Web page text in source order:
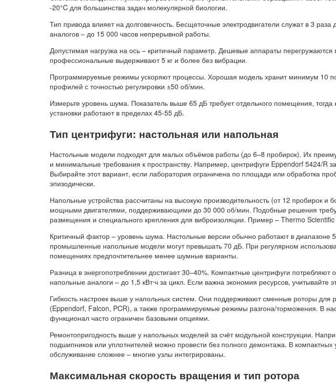
-20°C для большинства задач молекулярной биологии.
Тип привода влияет на долговечность. Бесщеточные электродвигатели служат в 3 раза
аналогов – до 15 000 часов непрерывной работы.
Допустимая нагрузка на ось – критичный параметр. Дешевые аппараты перегружаются
профессиональные выдерживают 5 кг и более без вибрации.
Программируемые режимы ускоряют процессы. Хорошая модель хранит минимум 10
профилей с точностью регулировки ±50 об/мин.
Измерьте уровень шума. Показатель выше 65 дБ требует отдельного помещения, тогда
установки работают в пределах 45-55 дБ.
Тип центрифуги: настольная или напольная
Настольные модели подходят для малых объёмов работы (до 6–8 пробирок). Их
и минимальные требования к пространству. Например, центрифуги Eppendorf 5424/R
Выбирайте этот вариант, если лаборатория ограничена по площади или обработка
эпизодически.
Напольные устройства рассчитаны на высокую производительность (от 12 пробирок
мощными двигателями, поддерживающими до 30 000 об/мин. Подобные решения
размещения и специального крепления для виброизоляции. Пример – Thermo Scientific
Критичный фактор – уровень шума. Настольные версии обычно работают в диапазоне
промышленные напольные модели могут превышать 70 дБ. При регулярном
помещениях предпочтительнее менее шумные варианты.
Разница в энергопотреблении достигает 30–40%. Компактные центрифуги потребляют
напольные аналоги – до 1,5 кВт⋅ч за цикл. Если важна экономия ресурсов, учитывайте
Гибкость настроек выше у напольных систем. Они поддерживают сменные роторы для
(Eppendorf, Falcon, PCR), а также программируемые режимы разгона/торможения. В
функционал часто ограничен базовыми опциями.
Ремонтопригодность выше у напольных моделей за счёт модульной конструкции.
подшипников или уплотнителей можно провести без полного демонтажа. В компактных
обслуживание сложнее – многие узлы интегрированы.
Максимальная скорость вращения и тип ротора